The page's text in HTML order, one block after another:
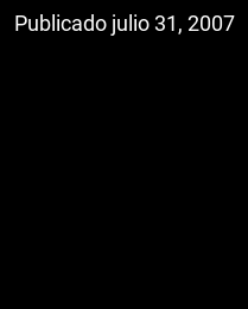
Publicado julio 31, 2007